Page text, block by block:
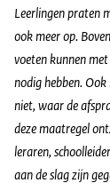
Leerlingen praten
ook meer op.
voeten kunnen
nodig hebben. Ook
niet, waar de
deze maatregel
leraren,
aan de slag zijn